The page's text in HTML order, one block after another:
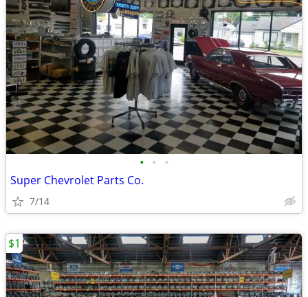
• • •
Super Chevrolet Parts Co.
7/14
$1